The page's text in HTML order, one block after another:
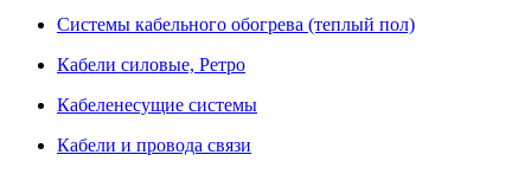
Системы кабельного обогрева (теплый пол)
Кабели силовые, Ретро
Кабеленесущие системы
Кабели и провода связи